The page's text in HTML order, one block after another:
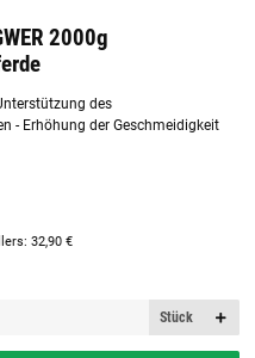
2000g
des
- Erhöhung der Geschmeidigkeit
: 32,90 €
Stück